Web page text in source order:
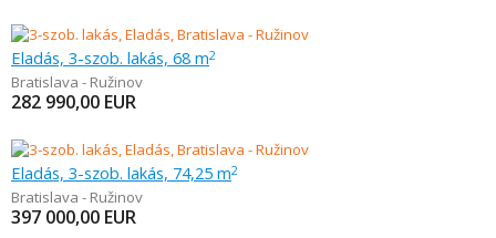
Eladás, 3-szob. lakás, 68 m2
Bratislava - Ružinov
282 990,00 EUR
Eladás, 3-szob. lakás, 74,25 m2
Bratislava - Ružinov
397 000,00 EUR